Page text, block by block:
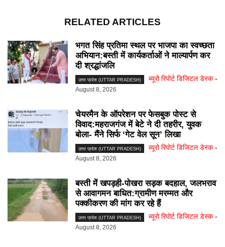
RELATED ARTICLES
भगत सिंह प्रतिमा स्थल पर भाजपा का स्वच्छता
अभियान:बस्ती में कार्यकर्ताओं ने माल्यार्पण कर
दी श्रद्धांजलि
उत्तर प्रदेश (UTTAR PRADESH) ब्यूरो रिपोर्ट डिजिटल डेस्क -
August 8, 2026
चेयरमैन के ऑपरेशन पर फेसबुक पोस्ट से
विवाद:महराजगंज में बेटे ने दी तहरीर, युवक
बोला- मैंने सिर्फ ‘गेट वेल सून’ लिखा
उत्तर प्रदेश (UTTAR PRADESH) ब्यूरो रिपोर्ट डिजिटल डेस्क -
August 8, 2026
बस्ती में खपड़ही-पोखरा सड़क बदहाल, जलभराव
से आवागमन बाधित:ग्रामीण मरम्मत और
पक्कीकरण की मांग कर रहे हैं
उत्तर प्रदेश (UTTAR PRADESH) ब्यूरो रिपोर्ट डिजिटल डेस्क -
August 8, 2026